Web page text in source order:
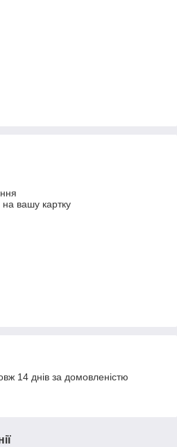
вашу картку
14 днів за домовленістю